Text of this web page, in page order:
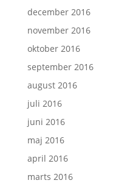
december 2016
november 2016
oktober 2016
september 2016
august 2016
juli 2016
juni 2016
maj 2016
april 2016
marts 2016